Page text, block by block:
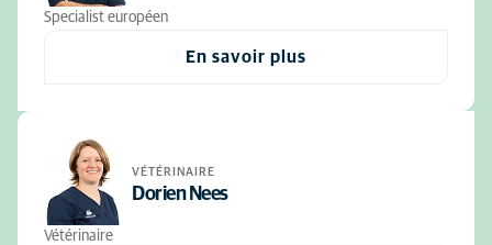
Specialist européen
En savoir plus
VÉTÉRINAIRE
Dorien Nees
Vétérinaire